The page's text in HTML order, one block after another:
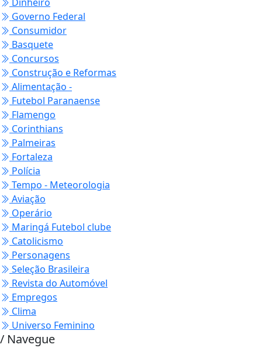
Dinheiro
Governo Federal
Consumidor
Basquete
Concursos
Construção e Reformas
Alimentação -
Futebol Paranaense
Flamengo
Corinthians
Palmeiras
Fortaleza
Polícia
Tempo - Meteorologia
Aviação
Operário
Maringá Futebol clube
Catolicismo
Personagens
Seleção Brasileira
Revista do Automóvel
Empregos
Clima
Universo Feminino
/ Navegue